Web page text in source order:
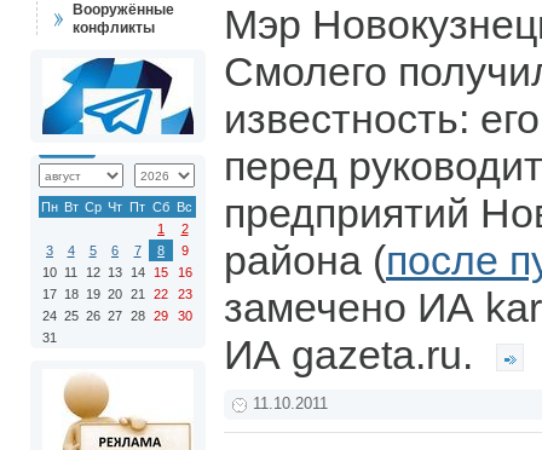
Вооружённые
конфликты
Пн Вт Ср Чт Пт Сб Вс
1
2
3
4 5 6 7 8
9
10 11 12 13 14 15
16
17 18 19 20 21 22
23
24 25 26 27 28 29
30
31
Мэр
Смолего
известность:
перед
предприятий
района (после
замечено ИА
ИА gazeta.ru.
11.10.2011